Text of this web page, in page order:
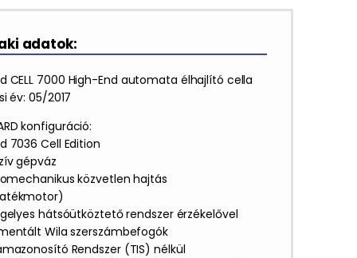
adatok:
CELL 7000 High-End automata élhajlító cella
év: 05/2017
konfiguráció:
7036 Cell Edition
gépváz
közvetlen hajtás
hátsóütköztető rendszer érzékelővel
Wila szerszámbefogók
Rendszer (TIS) nélkül